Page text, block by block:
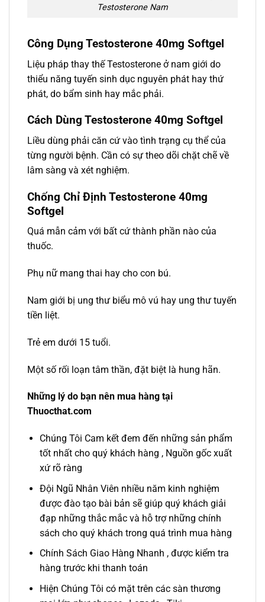
Testosterone Nam
Công Dụng Testosterone 40mg Softgel
Liệu pháp thay thế Testosterone ở nam giới do
thiểu năng tuyến sinh dục nguyên phát hay thứ
phát, do bẩm sinh hay mắc phải.
Cách Dùng Testosterone 40mg Softgel
Liều dùng phải căn cứ vào tình trạng cụ thể của
từng người bệnh. Cần có sự theo dõi chặt chẽ về
lâm sàng và xét nghiệm.
Chống Chỉ Định Testosterone 40mg
Softgel
Quá mẫn cảm với bất cứ thành phần nào của
thuốc.
Phụ nữ mang thai hay cho con bú.
Nam giới bị ung thư biểu mô vú hay ung thư tuyến
tiền liệt.
Trẻ em dưới 15 tuổi.
Một số rối loạn tâm thần, đặt biệt là hung hãn.
Những lý do bạn nên mua hàng tại
Thuocthat.com
Chúng Tôi Cam kết đem đến những sản phẩm
tốt nhất cho quý khách hàng , Nguồn gốc xuất
xứ rõ ràng
Đội Ngũ Nhân Viên nhiều năm kinh nghiệm
được đào tạo bài bản sẽ giúp quý khách giải
đạp những thắc mắc và hỗ trợ những chính
sách cho quý khách trong quá trình mua hàng
Chính Sách Giao Hàng Nhanh , được kiểm tra
hàng trước khi thanh toán
Hiện Chúng Tôi có mặt trên các sàn thương